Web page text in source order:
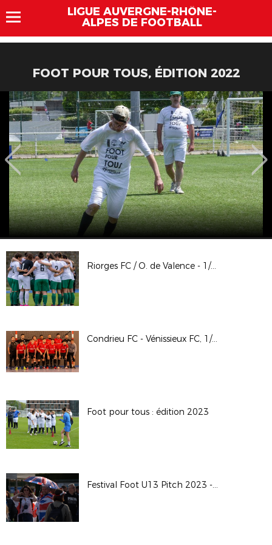
LIGUE AUVERGNE-RHÔNE-
ALPES DE FOOTBALL
FOOT POUR TOUS, ÉDITION 2022
Riorges FC / O. de Valence - 1/2 finale Coupe LAuRAFoot Sén. Fém.
Condrieu FC - Vénissieux FC, 1/2 finale Coupe LAuRAFoot Futsal GV
Foot pour tous : édition 2023
Festival Foot U13 Pitch 2023 - Photos